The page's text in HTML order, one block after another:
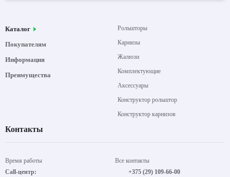
Каталог
Покупателям
Информация
Преимущества
Рольшторы
Карнизы
Жалюзи
Комплектующие
Аксессуары
Конструктор рольштор
Конструктор карнизов
Контакты
Время работы
Call-центр:
Все контакты
+375 (29) 109-66-00